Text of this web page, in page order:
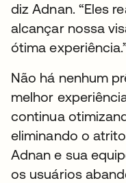
diz Adnan. “Eles
alcançar nossa
ótima
Não há nenhum
melhor
continua
eliminando o
Adnan e sua
os usuários